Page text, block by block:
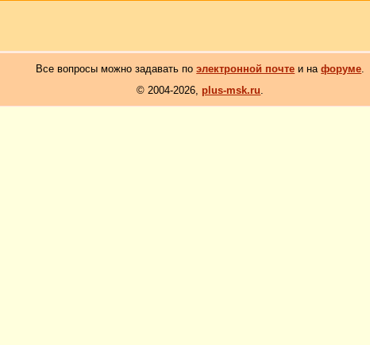
Все вопросы можно задавать поэлектронной почте и нафоруме.
© 2004-2026, plus-msk.ru.